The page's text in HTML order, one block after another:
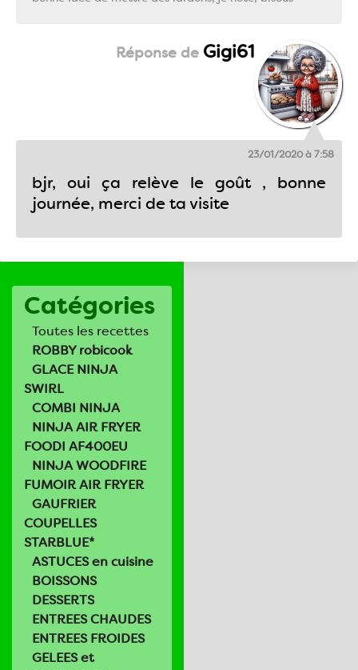
Catégories
Toutes les recettes
ROBBY robicook
GLACE NINJA
SWIRL
COMBI NINJA
NINJA AIR FRYER
FOODI AF400EU
NINJA WOODFIRE
FUMOIR AIR FRYER
GAUFRIER
COUPELLES
STARBLUE*
ASTUCES en cuisine
BOISSONS
DESSERTS
ENTREES CHAUDES
ENTREES FROIDES
GELEES et
Gigi61
23/01/2020 à 7:58
bjr, oui ça relève le goût , bonne
journée, merci de ta visite